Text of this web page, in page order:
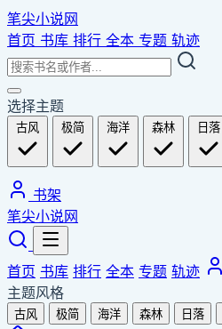
笔尖小说网
首页 书库 排行 全本 专题 轨迹
选择主题
古风 极简 海洋 森林 日落
书架
笔尖小说网
首页 书库 排行 全本 专题 轨迹
主题风格
古风 极简 海洋 森林 日落